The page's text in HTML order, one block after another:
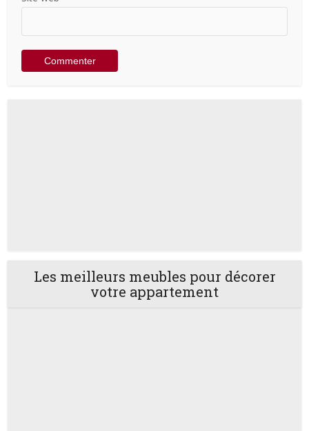
Les meilleurs meubles pour décorer
votre appartement